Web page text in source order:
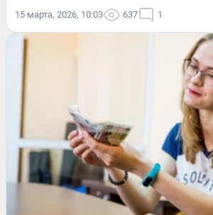
15 марта, 2026, 10:03 637 1